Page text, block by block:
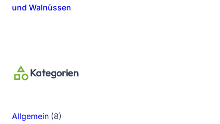
und Walnüssen
Kategorien
Allgemein(8)